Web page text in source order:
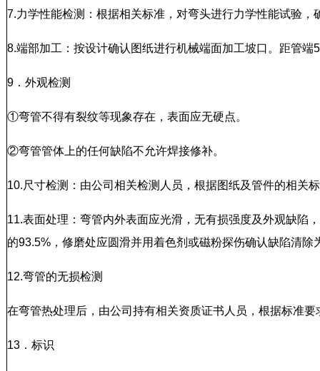
7.力学性能检测：根据相关标准，对弯头进行力学性能试验
8.端部加工：按设计确认图纸进行机械端面加工坡口。距管
9．外观检测
①弯管不得有裂纹等现象存在，表面应无硬点。
②弯管管体上的任何缺陷不允许焊接修补。
10.尺寸检测：由公司相关检测人员，根据图纸及管件的相关
11.表面处理：弯管内外表面应光滑，无有损强度及外观缺陷
的93.5%，修磨处应圆滑并用着色剂或磁粉探伤确认缺陷清除
12.弯管的无损检测
在弯管热处理后，由公司持有相关资质证书人员，根据标准
13．标识